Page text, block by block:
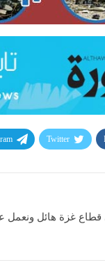
Twitter
قطاع غزة هائل ونعمل